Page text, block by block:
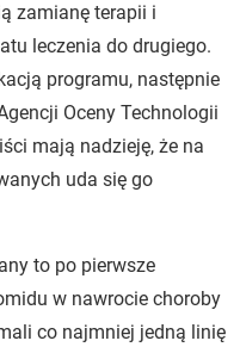
zamianę terapii i
leczenia do drugiego.
programu, następnie
Oceny Technologii
mają nadzieję, że na
uda się go
to po pierwsze
w nawrocie choroby
co najmniej jedną linię